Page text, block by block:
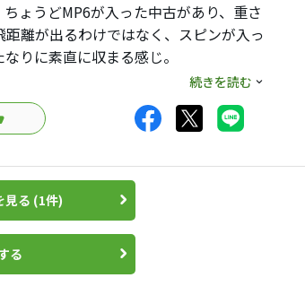
ょうどMP6が入った中古があり、重さ
離が出るわけではなく、スピンが入っ
りに素直に収まる感じ。
果は出るタイプですね。でもこれだとや
な。
続きを読む
見る (1件)
る